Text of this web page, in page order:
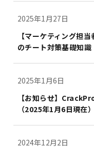
2025年1月27日
【マーケティング担
のチート対策基礎知識
2025年1月6日
【お知らせ】
（2025年1月6日現在）
2024年12月2日